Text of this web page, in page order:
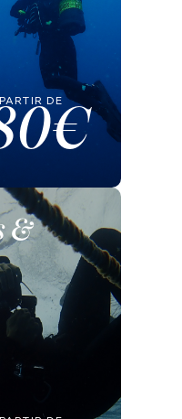
DE
&